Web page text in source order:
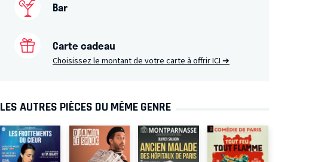
Bar
Carte cadeau
Choisissez le montant de votre carte à offrirICI ➔
LES AUTRES PIÈCES DU MÊME GENRE